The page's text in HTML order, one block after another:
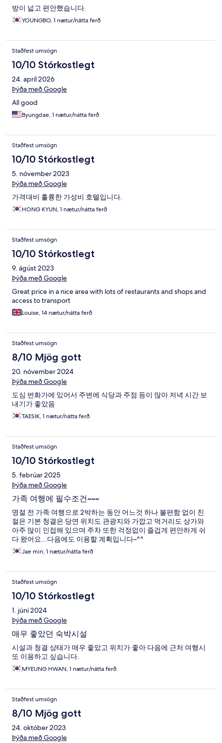
방이 넓고 편안했습니다.
YOUNGBO, 1 nætur/nátta ferð
Staðfest umsögn
10/10 Stórkostlegt
24. apríl 2026
Þýða með Google
All good
Byungdae, 1 nætur/nátta ferð
Staðfest umsögn
10/10 Stórkostlegt
5. nóvember 2023
Þýða með Google
가격대비 훌륭한 가성비 호텔입니다.
HONG KYUN, 1 nætur/nátta ferð
Staðfest umsögn
10/10 Stórkostlegt
9. ágúst 2023
Þýða með Google
Great price in a nice area with lots of restaurants and shops and
access to transport
Louise, 14 nætur/nátta ferð
Staðfest umsögn
8/10 Mjög gott
20. nóvember 2024
Þýða með Google
도심 번화가에 있어서 주변에 식당과 주점 등이 많아 저녁 시간 보
내기가 좋았음
TAESIK, 1 nætur/nátta ferð
Staðfest umsögn
10/10 Stórkostlegt
5. febrúar 2025
Þýða með Google
가족 여행에 필수조건~~~
명절 전 가족 여행으로 2박하는 동안 어느것 하나 불편함 없이 친
절은 기본 청결은 당연 위치도 관광지와 가깝고 먹거리도 상가와
아주 많이 인접해 있으며 주차 또한 걱정없이 즐겁게 편안하게 쉬
다 왔어요...다음에도 이용할 계획입니다~^^
Jae min, 1 nætur/nátta ferð
Staðfest umsögn
10/10 Stórkostlegt
1. júní 2024
Þýða með Google
매우 좋았던 숙박시설
시설과 청결 상태가 매우 좋았고 위치가 좋아 다음에 근처 여행시
또 이용하고 싶습니다.
MYEUNG HWAN, 1 nætur/nátta ferð
Staðfest umsögn
8/10 Mjög gott
24. október 2023
Þýða með Google